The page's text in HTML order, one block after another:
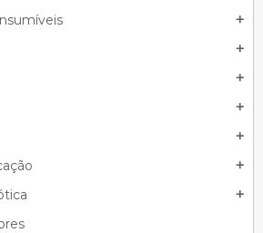
add
add
add
add
add
add
add